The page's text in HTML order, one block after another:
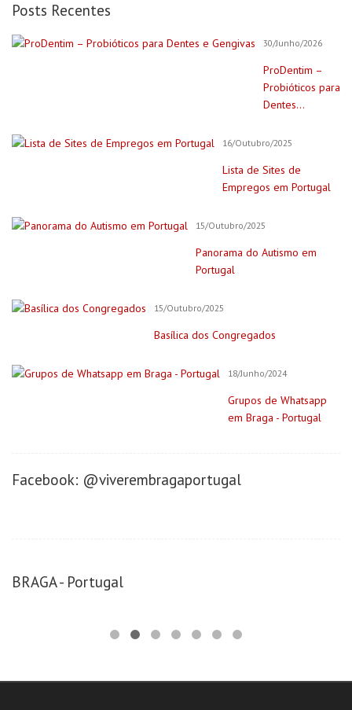
Posts Recentes
30/Junho/2026
ProDentim –
Probióticos para
Dentes...
16/Outubro/2025
Lista de Sites de
Empregos em Portugal
15/Outubro/2025
Panorama do Autismo em
Portugal
15/Outubro/2025
Basílica dos Congregados
18/Junho/2024
Grupos de Whatsapp
em Braga - Portugal
Facebook: @viverembragaportugal
BRAGA - Portugal